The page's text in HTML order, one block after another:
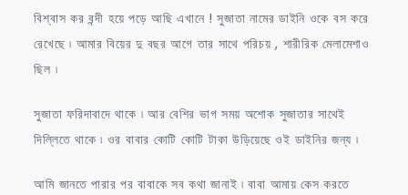
বিশ্বাস কর বন্দী হয়ে পড়ে আছি এখানে ! সুজাতা নামের ডাইনি ওকে বস করে
রেখেছে ৷ আমার বিয়ের দু বছর আগে তার সাথে পরিচয় , শারীরিক মেলামেশাও
ছিল ৷
সুজাতা ফরিদাবাদে থাকে ৷ আর বেশির ভাগ সময় অশোক সুজাতার সাথেই
দিল্লিতে থাকে ৷ ওর বাবার কোটি কোটি টাকা উড়িয়েছে ওই ডাইনির জন্য ৷
আমি জানতে পারার পর বাবাকে সব কথা জানাই ৷ বাবা আমায় কেস করতে